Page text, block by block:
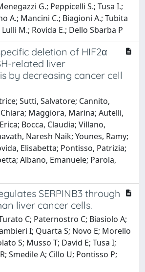
G.; Peppicelli S.; Tusa I.;
A.; Mancini C.; Biagioni A.; Tubita
M.; Rovida E.; Dello Sbarba P
deletion of HIF2α
related liver
by decreasing cancer cell
Sutti, Salvatore; Cannito,
Maggiora, Marina; Autelli,
Bocca, Claudia; Villano,
Naresh Naik; Younes, Ramy;
Elisabetta; Pontisso, Patrizia;
Albano, Emanuele; Parola,
SERPINB3 through
liver cancer cells.
C; Paternostro C; Biasiolo A;
I; Quarta S; Novo E; Morello
S; Musso T; David E; Tusa I;
Smedile A; Cillo U; Pontisso P;